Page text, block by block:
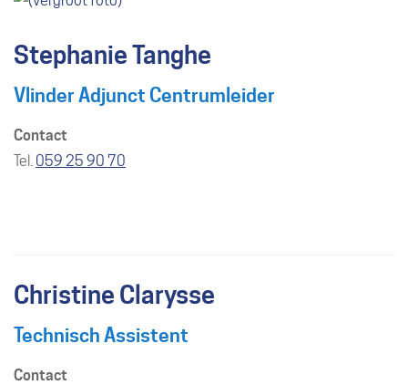
Stephanie Tanghe
Vlinder Adjunct Centrumleider
Contact
Tel./GSM
059 25 90 70
Christine Clarysse
Technisch Assistent
Contact